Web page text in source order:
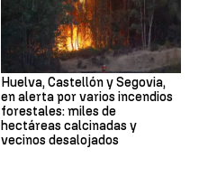
Huelva, Castellón y Segovia,
en alerta por varios incendios
forestales: miles de
hectáreas calcinadas y
vecinos desalojados